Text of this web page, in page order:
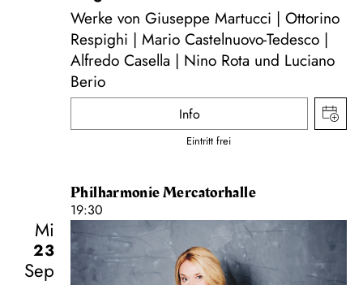
Werke von Giuseppe Martucci | Ottorino
Respighi | Mario Castelnuovo-Tedesco |
Alfredo Casella | Nino Rota und Luciano
Berio
Info
Eintritt frei
Philharmonie Mercatorhalle
19:30
Mi
23
Sep